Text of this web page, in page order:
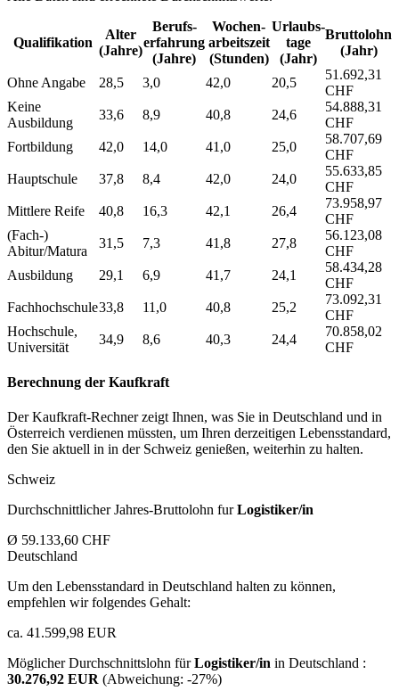
Qualifikation
Alter
(Jahre)
Berufs­
erfahrung
(Jahre)
Wochen­
arbeitszeit
(Stunden)
Urlaubs­
tage
(Jahr)
Bruttolohn
(Jahr)
Ohne Angabe 28,5 3,0 42,0 20,5
51.692,31
CHF
Keine
Ausbildung
33,6 8,9 40,8 24,6
54.888,31
CHF
Fortbildung
42,0 14,0 41,0 25,0
58.707,69
CHF
Hauptschule
37,8 8,4 42,0 24,0
55.633,85
CHF
Mittlere Reife
40,8 16,3 42,1 26,4
73.958,97
CHF
(Fach-)
Abitur/Matura
31,5 7,3 41,8 27,8
56.123,08
CHF
Ausbildung
29,1 6,9 41,7 24,1
58.434,28
CHF
Fachhochschule33,8 11,0 40,8 25,2
73.092,31
CHF
Hochschule,
Universität
34,9 8,6 40,3 24,4
70.858,02
CHF
Berechnung der Kaufkraft
Der Kaufkraft-Rechner zeigt Ihnen, was Sie in Deutschland und in
Österreich verdienen müssten, um Ihren derzeitigen Lebensstandard,
den Sie aktuell in in der Schweiz genießen, weiterhin zu halten.
Schweiz
Durchschnittlicher Jahres-Bruttolohn furLogistiker/in
Ø 59.133,60 CHF
Deutschland
Um den Lebensstandard in Deutschland halten zu können,
empfehlen wir folgendes Gehalt:
ca. 41.599,98 EUR
Möglicher Durchschnittslohn fürLogistiker/in in Deutschland :
30.276,92 EUR (Abweichung: -27%)